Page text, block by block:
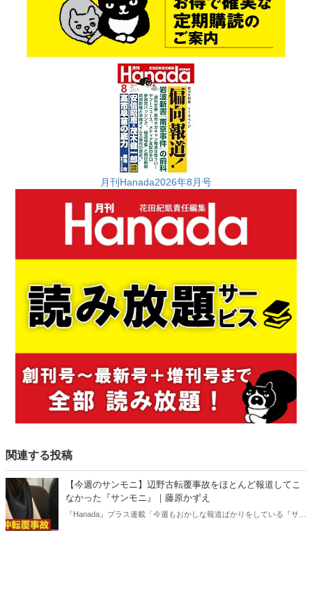
月刊Hanada2026年8月号
関連する投稿
【今週のサンモニ】辺野古転覆事故をほとんど報道してこ
なかった『サンモニ』｜藤原かずえ
『Hanada』プラス連載「今週もおかしな報道ばかりをしている『サン